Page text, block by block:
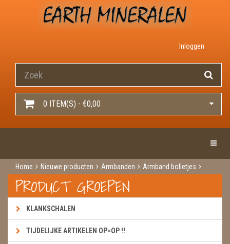
Inloggen
0 ITEM(S) - €0,00
Home Nieuwe producten Armbanden
Armband bolletjes
Groene agaat armband 8mm
PRODUCT GROEPEN
KLANKSCHALEN
TIJDELIJKE ARTIKELEN OP=OP !!